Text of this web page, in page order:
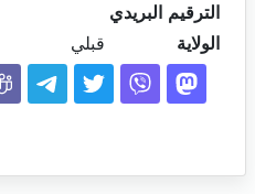
الترقيم البريدي
الولاية
قبلي